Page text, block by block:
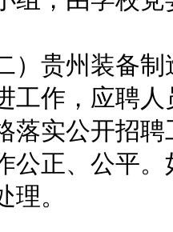
贵州装备制
工作，应聘
落实公开招
公正、公平
理。